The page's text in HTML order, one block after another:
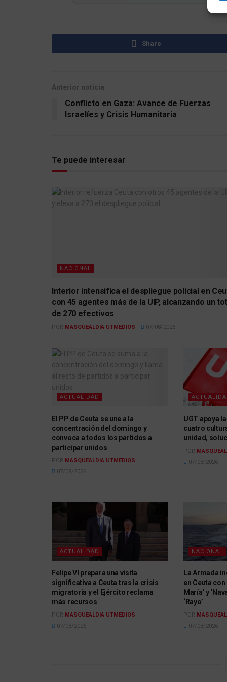
Share
Anterior noticia
Conflicto en Gaza: Avance de Fuerzas
Israelíes y Crisis Humanitaria
Te puede interesar
NACIONAL
Interior intensifica el despliegue policial en
con 45 agentes más de la UIP, alcanzando un
de 270 efectivos
POR MASQUEALDIA UTMEDIOS 07/08/2026
ACTUALIDAD
El PP de Ceuta se une a la
concentración del domingo y
convoca a todos los partidos a
participar unidos
POR MASQUEALDIA UTMEDIOS
07/08/2026
UGT apoya
cuatro
unidad,
POR
07/08/2026
ACTUALIDAD
Felipe VI prepara una visita
significativa a Ceuta tras la crisis
migratoria y el Ejército reclama
más recursos
POR MASQUEALDIA UTMEDIOS
07/08/2026
NACIONAL
La Armada
en Ceuta
María’ y
‘Rayo’
POR
07/08/2026